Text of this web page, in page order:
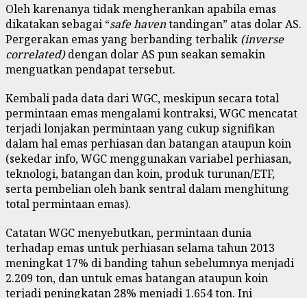
Oleh karenanya tidak mengherankan apabila emas
dikatakan sebagai “safe haventandingan” atas dolar AS.
Pergerakan emas yang berbanding terbalik (inverse
correlated)dengan dolar AS pun seakan semakin
menguatkan pendapat tersebut.
Kembali pada data dari WGC, meskipun secara total
permintaan emas mengalami kontraksi, WGC mencatat
terjadi lonjakan permintaan yang cukup signifikan
dalam hal emas perhiasan dan batangan ataupun koin
(sekedar info, WGC menggunakan variabel perhiasan,
teknologi, batangan dan koin, produk turunan/ETF,
serta pembelian oleh bank sentral dalam menghitung
total permintaan emas).
Catatan WGC menyebutkan, permintaan dunia
terhadap emas untuk perhiasan selama tahun 2013
meningkat 17% di banding tahun sebelumnya menjadi
2.209 ton, dan untuk emas batangan ataupun koin
terjadi peningkatan 28% menjadi 1.654 ton. Ini